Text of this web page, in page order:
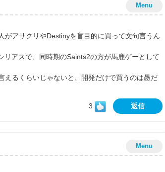
Menu
アサクリやDestinyを盲目的に買って文句言うん
アスで、同時期のSaints2の方が馬鹿ゲーとして
えるくらいじゃないと、開発だけで買うのは愚だ
3 返信
Menu